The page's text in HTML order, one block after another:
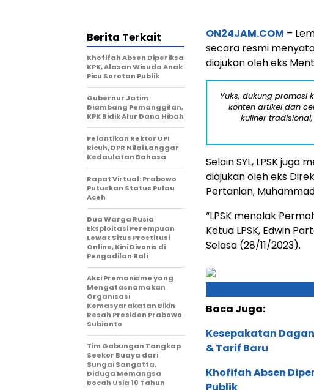
ON24JAM.COM –
secara resmi
diajukan oleh eks
Yuks, dukung
konten artikel dan
kuliner
Selain SYL, LPSK
diajukan oleh eks
Pertanian,
“LPSK menolak
Ketua LPSK, Edwin
Selasa (28/11/2023).
Baca Juga:
Kesepakatan
& Tarif Baru
Khofifah Absen
Berita Terkait
Khofifah Absen Diperiksa
KPK, Alasan Wisuda Anak
Picu Sorotan Publik
Gubernur Jatim
Diambang Pemanggilan,
KPK Bidik Alur Dana Hibah
Pelantikan Rektor UPI
Ricuh, DPR Nilai Langgar
Kedaulatan Bahasa
Rapat Virtual: Prabowo
Putuskan Status Pulau
Aceh
Dua Warga Rusia
Eksploitasi Perempuan
Lewat Situs Prostitusi
Online, Kini Divonis di
Pengadilan Bali
Aksi Premanisme yang
Mengatasnamakan
Organisasi
Kemasyarakatan Bikin
Resah Presiden Prabowo
Subianto
Tim Gabungan Tangkap
Seekor Buaya dari
Sungai Sangatta,
Diduga Memangsa
Bocah Usia 10 Tahun